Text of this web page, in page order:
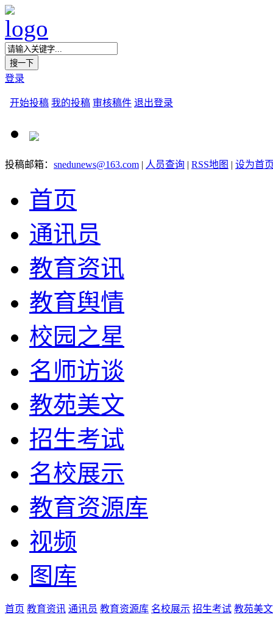
登录
开始投稿 我的投稿 审核稿件 退出登录
投稿邮箱： snedunews@163.com | 人员查询 | RSS地图 | 设为首
首页
通讯员
教育资讯
教育舆情
校园之星
名师访谈
教苑美文
招生考试
名校展示
教育资源库
视频
图库
首页 教育资讯 通讯员 教育资源库 名校展示 招生考试 教苑美文